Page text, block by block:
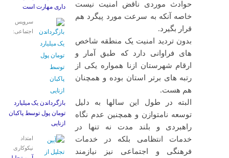
حوادث موردی ناقض امنیت نیست
خاصه آنکه به سرعت مورد پیگرد هم
قرار بگیرد.
بدون تردید امنیت یک منطقه شاخص
های فراوانی دارد که طبق آمار و
ارقام شهرستان ازنا همواره یکی از
رتبه های برتر استان بوده و همچنان
هم هست.
البته در طول این سالها به دلیل
توسعه نامتوازن و همچنین عدم نگاه
راهبردی و بلند مدت نه تنها در
خدمات انتظامی بلکه در خدمات
فرهنگی و اجتماعی نیز نیازمند
داری مهارت است
سرویس
اجتماعی:
بازگرداندن یک میلیارد
تومان پول توسط پاکبان
ازنایی
امتداد
نیکوکاری